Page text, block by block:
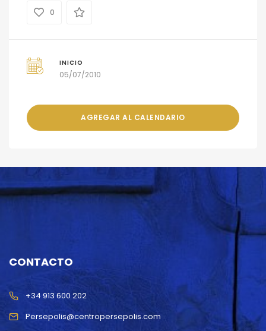
0
INICIO
05/07/2010
AGREGAR AL CALENDARIO
CONTACTO
Persepolis@centropersepolis.com
+34 913 600 202